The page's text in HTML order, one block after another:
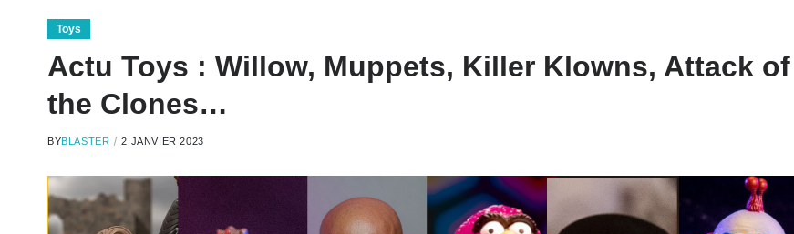
Toys
Actu Toys : Willow, Muppets, Killer Klowns, Attack of
the Clones…
BYBLASTER 2 JANVIER 2023